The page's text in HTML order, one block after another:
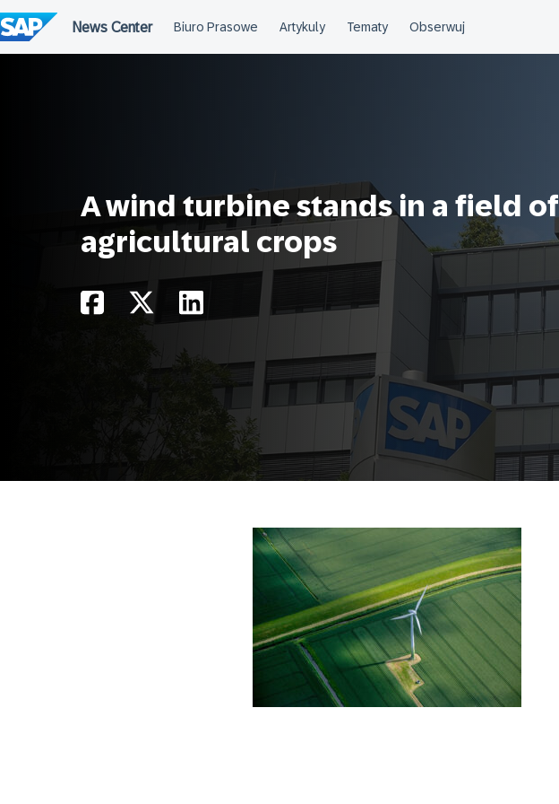
do
treści
A wind turbine stands in a field of
agricultural crops